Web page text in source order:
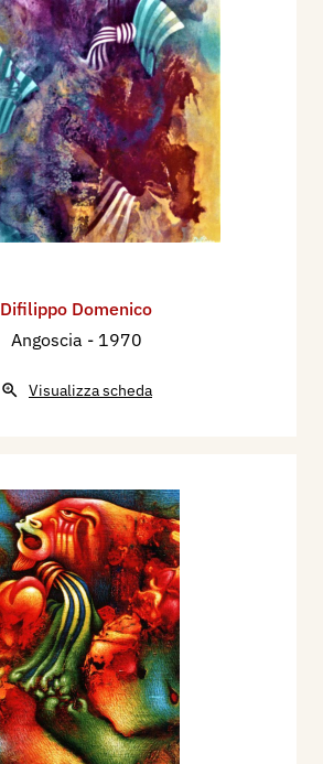
Difilippo Domenico
Angoscia - 1970
Visualizza scheda